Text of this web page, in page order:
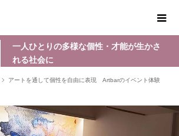
一人ひとりの多様な個性・才能が生かさ
れる社会に
アートを通して個性を自由に表現 Artbarのイベント体験